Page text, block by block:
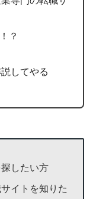
？
してやる
したい方
イトを知りた